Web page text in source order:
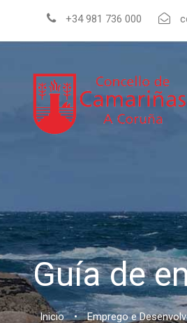
+34 981 736 000
Guía de
Inicio • Emprego e